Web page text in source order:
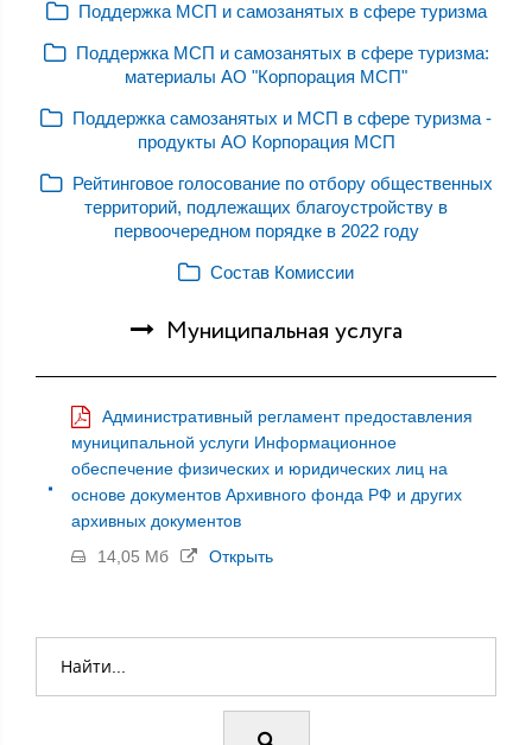
Поддержка МСП и самозанятых в сфере туризма
Поддержка МСП и самозанятых в сфере туризма:
материалы АО "Корпорация МСП"
Поддержка самозанятых и МСП в сфере туризма -
продукты АО Корпорация МСП
Рейтинговое голосование по отбору общественных
территорий, подлежащих благоустройству в
первоочередном порядке в 2022 году
Состав Комиссии
Муниципальная услуга
Административный регламент предоставления
муниципальной услуги Информационное
обеспечение физических и юридических лиц на
основе документов Архивного фонда РФ и других
архивных документов
14,05 Мб
Открыть